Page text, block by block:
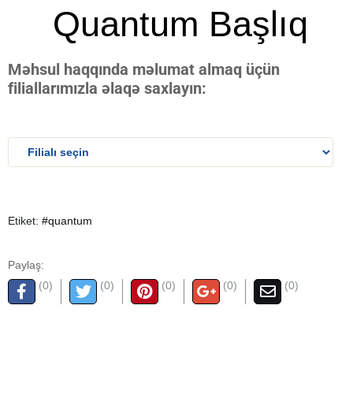
Quantum Başlıq
Məhsul haqqında məlumat almaq üçün
filiallarımızla əlaqə saxlayın:
Etiket: #quantum
Paylaş:
(0)
(0) (0) (0) (0)